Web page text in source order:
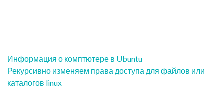
Навигация
по
записям
Информация о комптютере в Ubuntu
Рекурсивно изменяем права доступа для файлов или
каталогов linux